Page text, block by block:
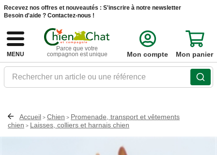
Recevez nos offres et nouveautés : S'inscrire à notre newsletter
Besoin d'aide ? Contactez-nous !
MENU
Parce que votre
compagnon est unique
Rechercher un article ou une référence
Mon compte Mon panier
Accueil > Chien > Promenade, transport et vêtements
chien > Laisses, colliers et harnais chien